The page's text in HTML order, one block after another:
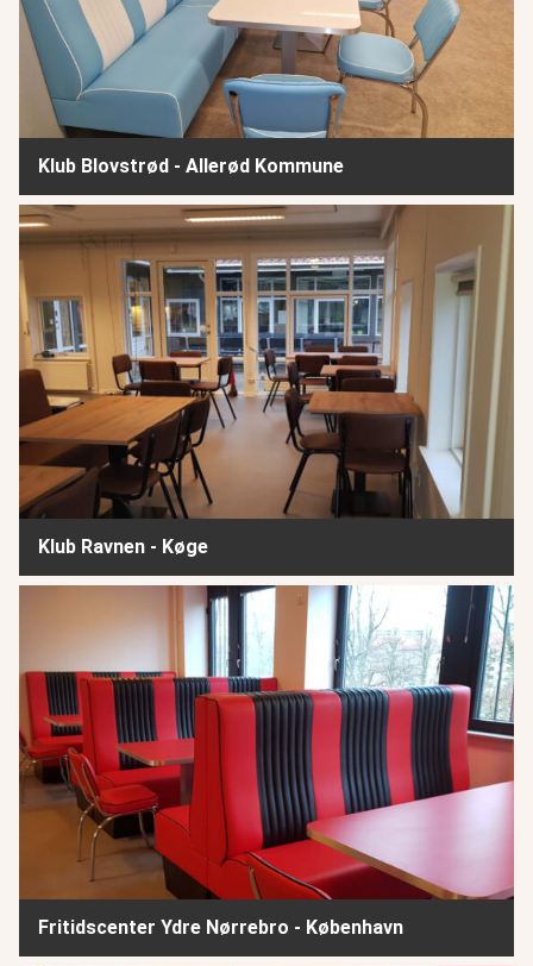
Klub Blovstrød - Allerød Kommune
Klub Ravnen - Køge
Klub Ravnen - Køge
Fritidscenter Ydre Nørrebro - København
Fritidscenter Ydre Nørrebro - København